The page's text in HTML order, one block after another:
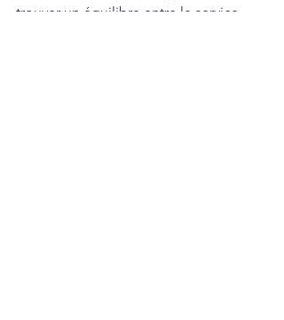
trouver un équilibre entre le service